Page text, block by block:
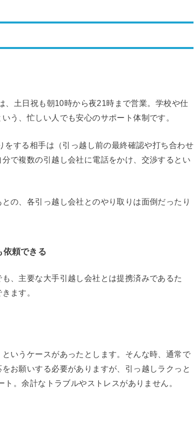
、土日祝も朝10時から夜21時まで営業。学校や仕
う、忙しい人でも安心のサポート体制です。
をする相手は（引っ越し前の最終確認や打ち合わせ
で複数の引越し会社に電話をかけ、交渉するとい
の、各引っ越し会社とのやり取りは面倒だったり
依頼できる
、主要な大手引越し会社とは提携済みであるた
ます。
いうケースがあったとします。そんな時、通常で
お願いする必要がありますが、引っ越しラクっと
。余計なトラブルやストレスがありません。